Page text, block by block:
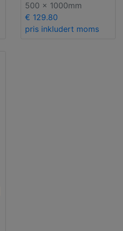
500 x 1000mm
€ 129.80
pris inkludert moms